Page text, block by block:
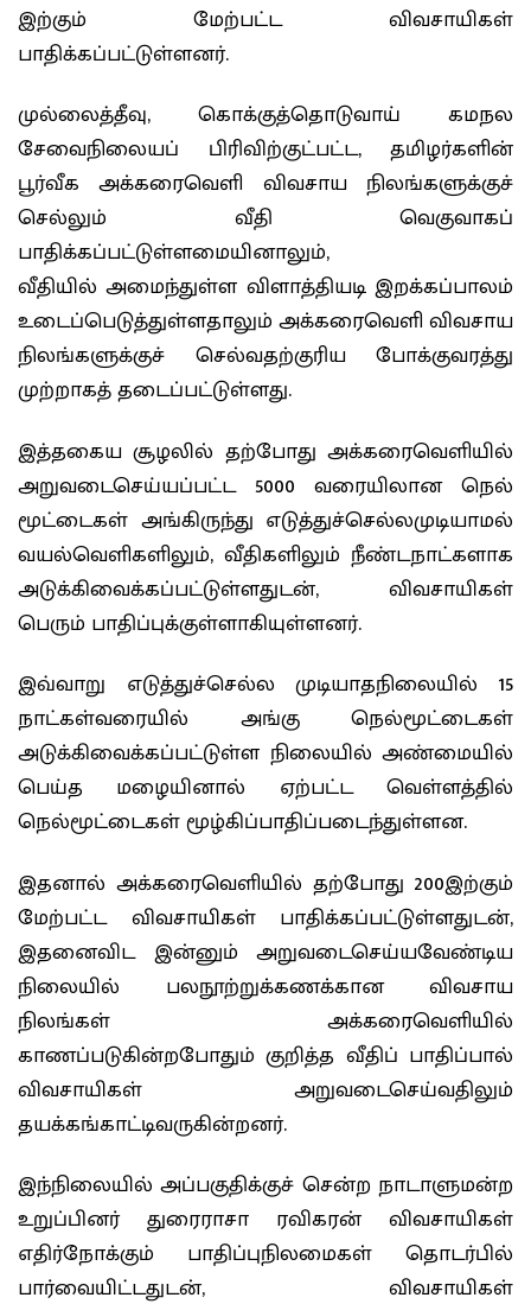
இற்கும் மேற்பட்ட விவசாயிகள்
பாதிக்கப்பட்டுள்ளனர்.
முல்லைத்தீவு, கொக்குத்தொடுவாய் கமநல
சேவைநிலையப் பிரிவிற்குட்பட்ட, தமிழர்களின்
பூர்வீக அக்கரைவெளி விவசாய நிலங்களுக்குச்
செல்லும் வீதி வெகுவாகப்
பாதிக்கப்பட்டுள்ளமையினாலும்,
வீதியில் அமைந்துள்ள விளாத்தியடி இறக்கப்பாலம்
உடைப்பெடுத்துள்ளதாலும் அக்கரைவெளி விவசாய
நிலங்களுக்குச் செல்வதற்குரிய போக்குவரத்து
முற்றாகத் தடைப்பட்டுள்ளது.
இத்தகைய சூழலில் தற்போது அக்கரைவெளியில்
அறுவடைசெய்யப்பட்ட 5000 வரையிலான நெல்
மூட்டைகள் அங்கிருந்து எடுத்துச்செல்லமுடியாமல்
வயல்வெளிகளிலும், வீதிகளிலும் நீண்டநாட்களாக
அடுக்கிவைக்கப்பட்டுள்ளதுடன், விவசாயிகள்
பெரும் பாதிப்புக்குள்ளாகியுள்ளனர்.
இவ்வாறு எடுத்துச்செல்ல முடியாதநிலையில் 15
நாட்கள்வரையில் அங்கு நெல்மூட்டைகள்
அடுக்கிவைக்கப்பட்டுள்ள நிலையில் அண்மையில்
பெய்த மழையினால் ஏற்பட்ட வெள்ளத்தில்
நெல்மூட்டைகள் மூழ்கிப்பாதிப்படைந்துள்ளன.
இதனால் அக்கரைவெளியில் தற்போது 200இற்கும்
மேற்பட்ட விவசாயிகள் பாதிக்கப்பட்டுள்ளதுடன்,
இதனைவிட இன்னும் அறுவடைசெய்யவேண்டிய
நிலையில் பலநூற்றுக்கணக்கான விவசாய
நிலங்கள் அக்கரைவெளியில்
காணப்படுகின்றபோதும் குறித்த வீதிப் பாதிப்பால்
விவசாயிகள் அறுவடைசெய்வதிலும்
தயக்கங்காட்டிவருகின்றனர்.
இந்நிலையில் அப்பகுதிக்குச் சென்ற நாடாளுமன்ற
உறுப்பினர் துரைராசா ரவிகரன் விவசாயிகள்
எதிர்நோக்கும் பாதிப்புநிலமைகள் தொடர்பில்
பார்வையிட்டதுடன், விவசாயிகள்